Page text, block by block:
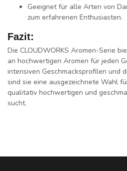
Geeignet für alle Arten von
zum erfahrenen Enthusiasten.
Fazit:
Die CLOUDWORKS Aromen-Serie
an hochwertigen Aromen für jeden
intensiven Geschmacksprofilen und
sind sie eine ausgezeichnete Wahl
qualitativ hochwertigen und
sucht.